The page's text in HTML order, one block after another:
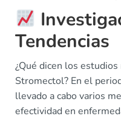
Tendencias
¿Qué dicen los
Stromectol? En el
llevado a cabo varios
efectividad en